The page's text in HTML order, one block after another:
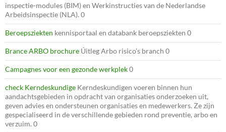
inspectie-modules (BIM) en Werkinstructies van de Nederlandse
Arbeidsinspectie (NLA). 0
Beroepsziekten kennisportaal en databank beroepsziekten 0
Brance ARBO brochure Úitleg Arbo risico’s branch 0
Campagnes voor een gezonde werkplek0
check Kerndeskundige Kerndeskundigen voeren binnen hun
aandachtsgebieden in opdracht van organisaties onderzoeken uit,
geven advies en ondersteunen organisaties en medewerkers. Ze zijn
gespecialiseerd in de verschillende gebieden rond preventie, arbo en
verzuim. 0